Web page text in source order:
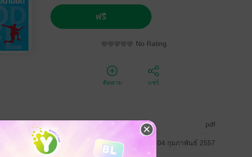
ฟรี
No Rating
ติดตาม แชร์
pdf
วันที่วางขาย 04 กุมภาพันธ์ 2557